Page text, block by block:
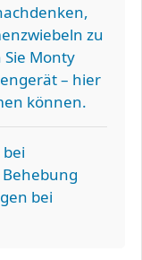
zu
Monty
– hier
können.
bei